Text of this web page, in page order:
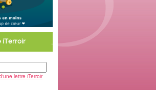
iTerroir